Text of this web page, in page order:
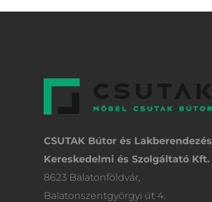
CSUTAK Bútor és Lakberendezés
Kereskedelmi és Szolgáltató Kft.
8623 Balatonföldvár,
Balatonszentgyörgyi út 4.